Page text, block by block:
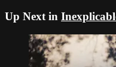
Up Next in